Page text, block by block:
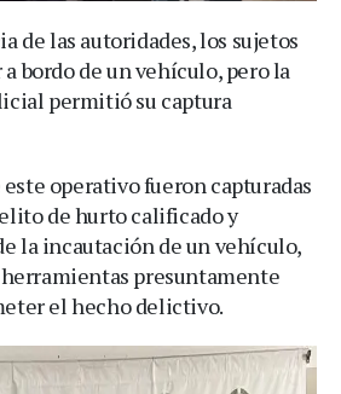
de las autoridades, los sujetos
bordo de un vehículo, pero la
permitió su captura
operativo fueron capturadas
de hurto calificado y
la incautación de un vehículo,
presuntamente
el hecho delictivo.